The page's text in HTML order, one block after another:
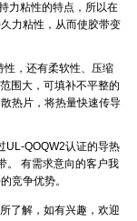
力粘性的特点，所以在
力粘性，从而使胶带变
性，还有柔软性、压缩
围大，可填补不平整的
热片，将热量快速传导
UL-QOQW2认证的导热
有需求意向的客户我
竞争优势。
了解，如有兴趣，欢迎